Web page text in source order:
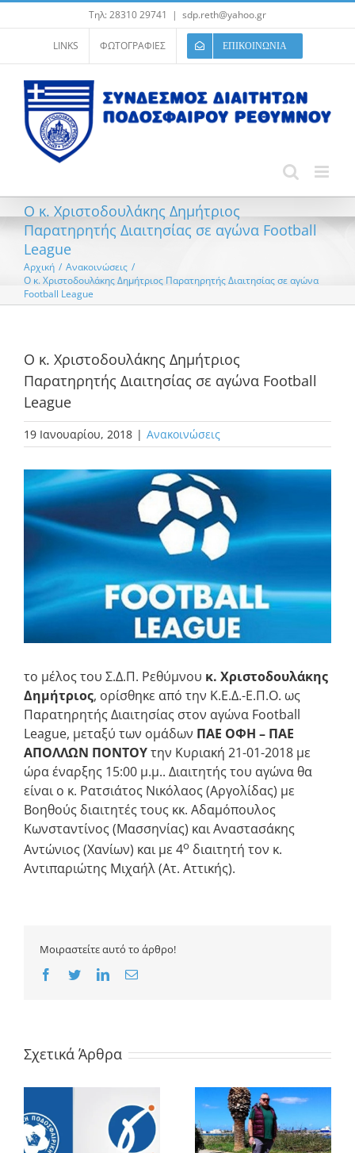
στο
περιεχόμενο
Τηλ: 28310 29741 | sdp.reth@yahoo.gr
LINKS ΦΩΤΟΓΡΑΦΙΕΣ ΕΠΙΚΟΙΝΩΝΙΑ
Ο κ. Χριστοδουλάκης Δημήτριος
Παρατηρητής Διαιτησίας σε αγώνα Football
League
Αρχική / Ανακοινώσεις /
Ο κ. Χριστοδουλάκης Δημήτριος Παρατηρητής Διαιτησίας σε αγώνα
Football League
Ο κ. Χριστοδουλάκης Δημήτριος
Παρατηρητής Διαιτησίας σε αγώνα Football
League
19 Ιανουαρίου, 2018 | Ανακοινώσεις
Προβολή
μεγαλύτερης
εικόνας
το μέλος του Σ.Δ.Π. Ρεθύμνου κ. Χριστοδουλάκης
Δημήτριος, ορίσθηκε από την Κ.Ε.Δ.-Ε.Π.Ο. ως
Παρατηρητής Διαιτησίας στον αγώνα Football
League, μεταξύ των ομάδων ΠΑΕ ΟΦΗ – ΠΑΕ
ΑΠΟΛΛΩΝ ΠΟΝΤΟΥτην Κυριακή 21-01-2018 με
ώρα έναρξης 15:00 μ.μ.. Διαιτητής του αγώνα θα
είναι ο κ. Ρατσιάτος Νικόλαος (Αργολίδας) με
Βοηθούς διαιτητές τους κκ. Αδαμόπουλος
Κωνσταντίνος (Μασσηνίας) και Αναστασάκης
Αντώνιος (Χανίων) και με 4ο διαιτητή τον κ.
Αντιπαριώτης Μιχαήλ (Ατ. Αττικής).
Μοιραστείτε αυτό το άρθρο!
Facebook
TwitterLinkedInEmail
Σχετικά Άρθρα